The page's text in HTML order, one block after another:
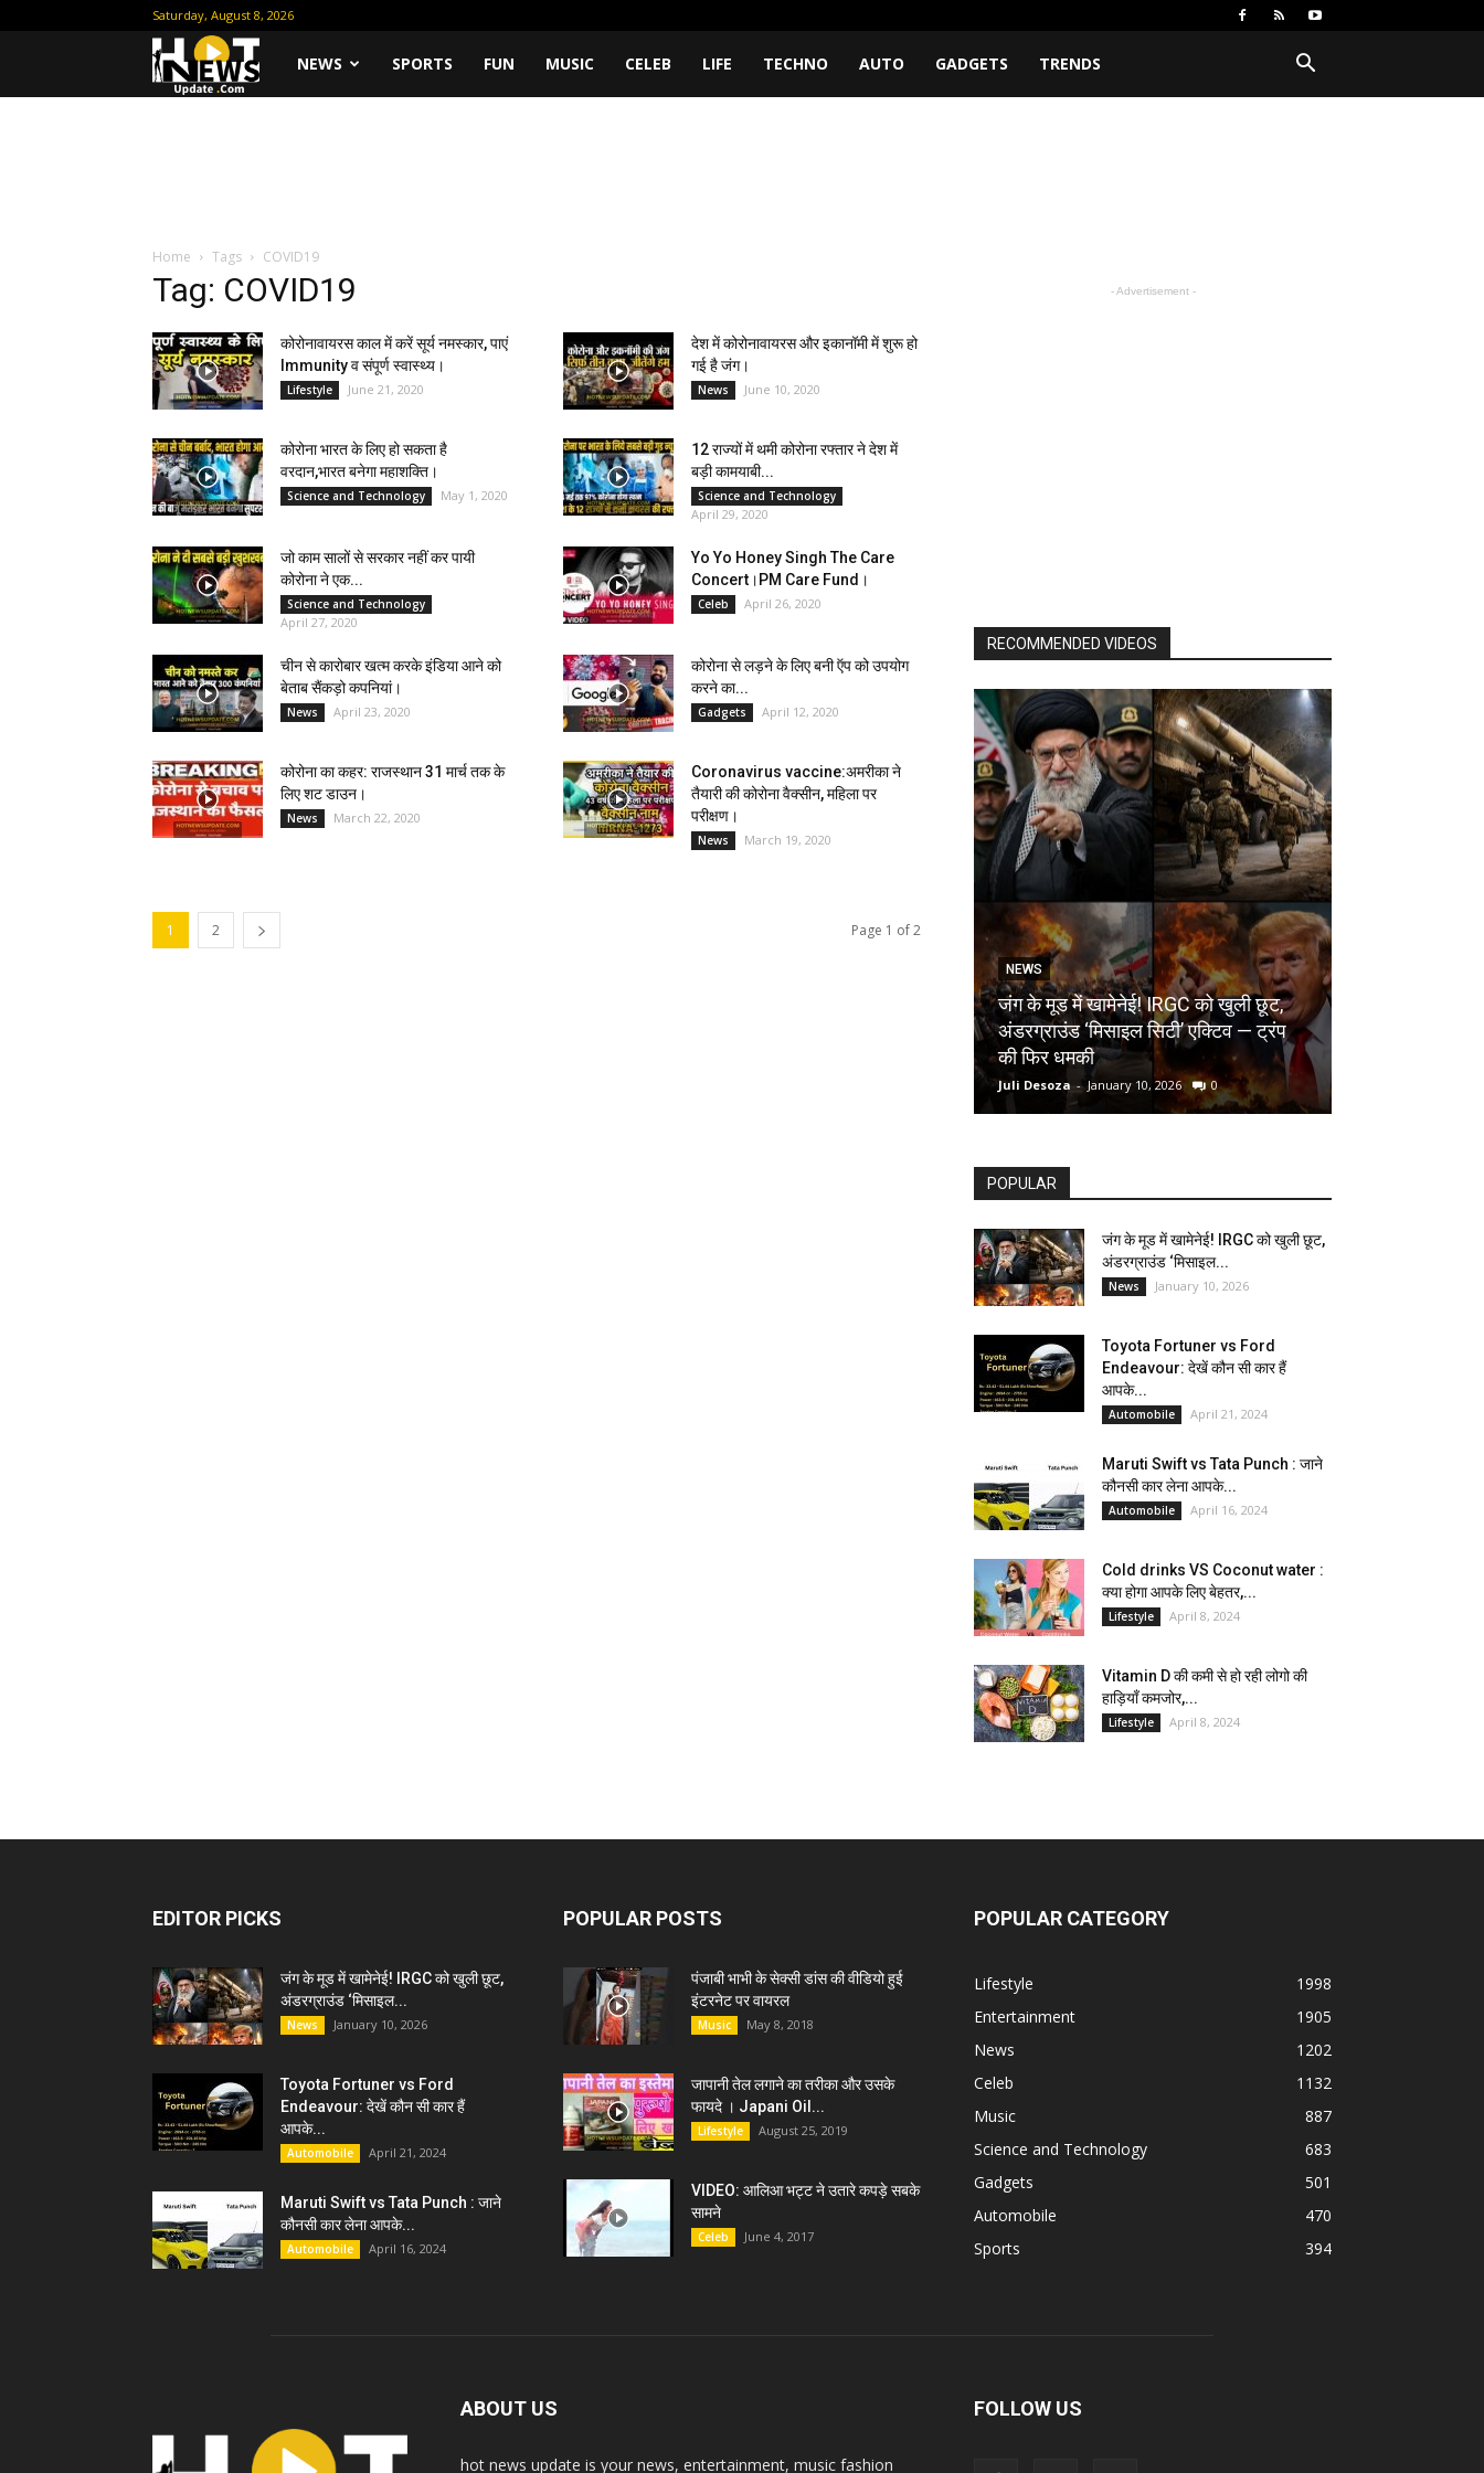
Saturday, August 8, 2026
HotNEWS SPORTS FUN MUSIC CELEB LIFE TECHNO AUTO GADGETS TRENDS
Home Tags COVID19
Tag: COVID19
कोरोनावायरस काल में करें सूर्य नमस्कार, पाएं
Immunity व संपूर्ण स्वास्थ्य।
Lifestyle June 21, 2020
देश में कोरोनावायरस और इकानॉमी में शुरू हो
गई है जंग।
News June 10, 2020
कोरोना भारत के लिए हो सकता है
वरदान,भारत बनेगा महाशक्ति।
Science and Technology May 1, 2020
12 राज्यों में थमी कोरोना रफ्तार ने देश में
बड़ी कामयाबी...
Science and Technology
April 29, 2020
जो काम सालों से सरकार नहीं कर पायी
कोरोना ने एक...
Science and Technology
April 27, 2020
Yo Yo Honey Singh The Care
Concert।PM Care Fund।
Celeb April 26, 2020
चीन से कारोबार खत्म करके इंडिया आने को
बेताब सैंकड़ो कपनियां।
News April 23, 2020
कोरोना से लड़ने के लिए बनी ऍप को उपयोग
करने का...
Gadgets April 12, 2020
कोरोना का कहर: राजस्थान 31 मार्च तक के
लिए शट डाउन।
News March 22, 2020
Coronavirus vaccine:अमरीका ने
तैयारी की कोरोना वैक्सीन, महिला पर
परीक्षण।
News March 19, 2020
1 2 Page 1 of 2
- Advertisement -
RECOMMENDED VIDEOS
NEWS
जंग के मूड में खामेनेई! IRGC को खुली छूट,
अंडरग्राउंड ‘मिसाइल सिटी’ एक्टिव — ट्रंप
की फिर धमकी
Juli Desoza - January 10, 2026 0
POPULAR
जंग के मूड में खामेनेई! IRGC को खुली छूट,
अंडरग्राउंड ‘मिसाइल...
News January 10, 2026
Toyota Fortuner vs Ford
Endeavour: देखें कौन सी कार हैं
आपके...
Automobile April 21, 2024
Maruti Swift vs Tata Punch : जाने
कौनसी कार लेना आपके...
Automobile April 16, 2024
Cold drinks VS Coconut water :
क्या होगा आपके लिए बेहतर,...
Lifestyle April 8, 2024
Vitamin D की कमी से हो रही लोगो की
हाड़ियाँ कमजोर,...
Lifestyle April 8, 2024
EDITOR PICKS
जंग के मूड में खामेनेई! IRGC को खुली छूट,
अंडरग्राउंड ‘मिसाइल...
News January 10, 2026
Toyota Fortuner vs Ford
Endeavour: देखें कौन सी कार हैं
आपके...
Automobile April 21, 2024
Maruti Swift vs Tata Punch : जाने
कौनसी कार लेना आपके...
Automobile April 16, 2024
POPULAR POSTS
पंजाबी भाभी के सेक्सी डांस की वीडियो हुई
इंटरनेट पर वायरल
Music May 8, 2018
जापानी तेल लगाने का तरीका और उसके
फायदे । Japani Oil...
Lifestyle August 25, 2019
VIDEO: आलिआ भट्ट ने उतारे कपड़े सबके
सामने
Celeb June 4, 2017
POPULAR CATEGORY
Lifestyle
1998
Entertainment
1905
News
1202
Celeb
1132
Music
887
Science and Technology
683
Gadgets
501
Automobile
470
Sports
394
ABOUT US
hot news update is your news, entertainment, music fashion
FOLLOW US